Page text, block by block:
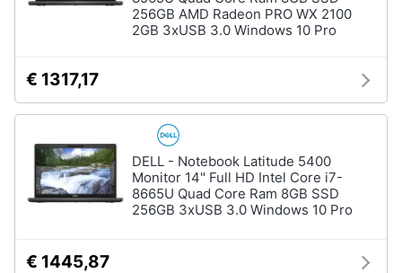
256GB AMD Radeon PRO WX 2100
2GB 3xUSB 3.0 Windows 10 Pro
€ 1317,17
DELL - Notebook Latitude 5400
Monitor 14" Full HD Intel Core i7-
8665U Quad Core Ram 8GB SSD
256GB 3xUSB 3.0 Windows 10 Pro
€ 1445,87